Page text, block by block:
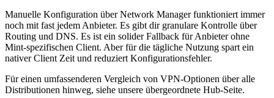
Manuelle Konfiguration über Network Manager funktioniert immer
noch mit fast jedem Anbieter. Es gibt dir granulare Kontrolle über
Routing und DNS. Es ist ein solider Fallback für Anbieter ohne
Mint-spezifischen Client. Aber für die tägliche Nutzung spart ein
nativer Client Zeit und reduziert Konfigurationsfehler.
Für einen umfassenderen Vergleich von VPN-Optionen über alle
Distributionen hinweg, siehe unsere übergeordnete Hub-Seite.